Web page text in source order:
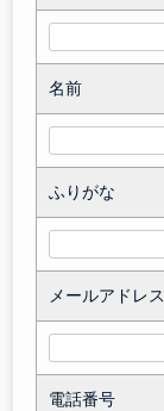
名前
ふりがな
メールアドレス
電話番号